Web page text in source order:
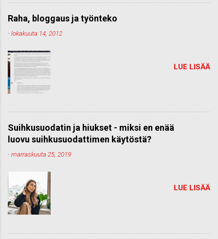
Raha, bloggaus ja työnteko
-lokakuuta 14, 2012
LUE LISÄÄ
Suihkusuodatin ja hiukset - miksi en enää
luovu suihkusuodattimen käytöstä?
-marraskuuta 25, 2019
LUE LISÄÄ